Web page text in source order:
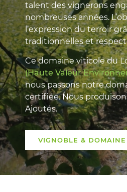
talent des vignerons
nombreuses années.
l’expression du terroir
traditionnelles et
Ce domaine viticole du
(Haute Valeur
nous passons notre
certifiée. Nous
Ajoutés.
VIGNOBLE & DOMAINE